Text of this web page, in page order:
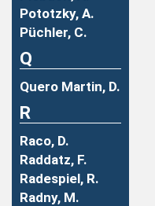
Pototzky, A.
Püchler, C.
Q
Quero Martin, D.
R
Raco, D.
Raddatz, F.
Radespiel, R.
Radny, M.